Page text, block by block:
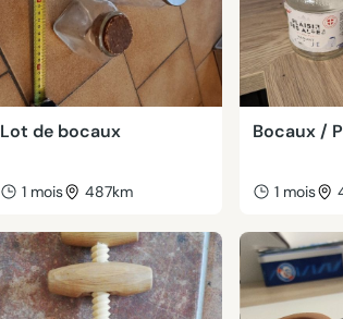
Lot de bocaux
1 mois 487km
Bocaux /
1 mois